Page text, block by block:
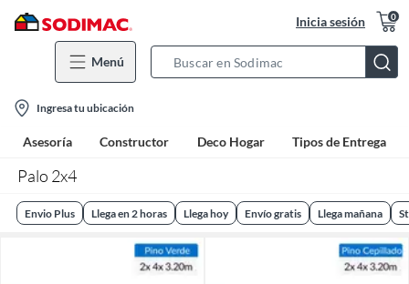
Inicia sesión 0
Menú
Bar
location-
icon
Ingresa tu ubicación
Asesoría Constructor Deco Hogar Tipos de Entrega
Palo 2x4
Envio Plus Llega en 2 horas Llega hoy Envío gratis Llega mañana